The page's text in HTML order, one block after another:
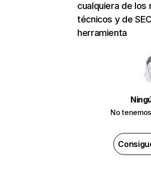
cualquiera de los
técnicos y de
herramienta
No